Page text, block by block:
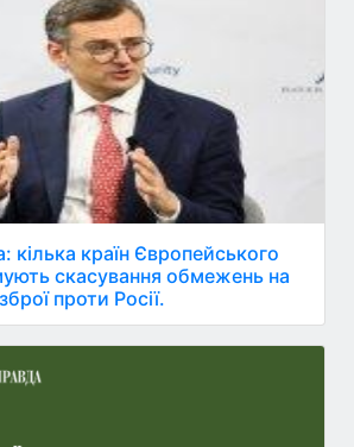
кілька країн Європейського
скасування обмежень на
проти Росії.